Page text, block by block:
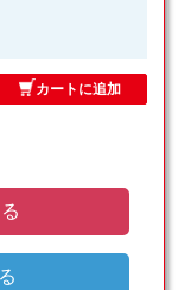
カートに追加